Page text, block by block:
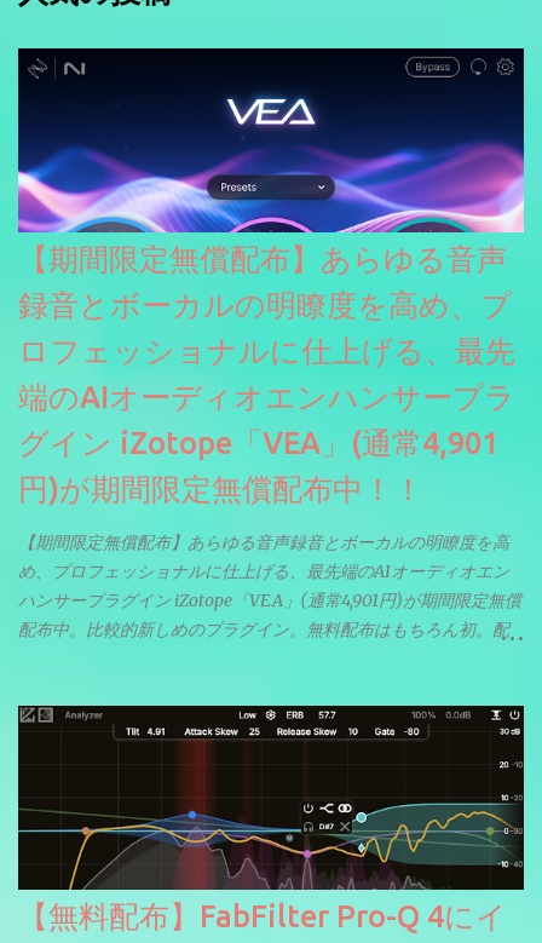
【期間限定無償配布】あらゆる音声
録音とボーカルの明瞭度を高め、プ
ロフェッショナルに仕上げる、最先
端のAIオーディオエンハンサープラ
グイン iZotope「VEA」(通常4,901
円)が期間限定無償配布中！！
【期間限定無償配布】あらゆる音声録音とボーカルの明瞭度を高
め、プロフェッショナルに仕上げる、最先端のAIオーディオエン
ハンサープラグイン iZotope「VEA」(通常4,901円)が期間限定無償
配布中。比較的新しめのプラグイン。無料配布はもちろん初。配
【無料配布】FabFilter Pro-Q 4にイ